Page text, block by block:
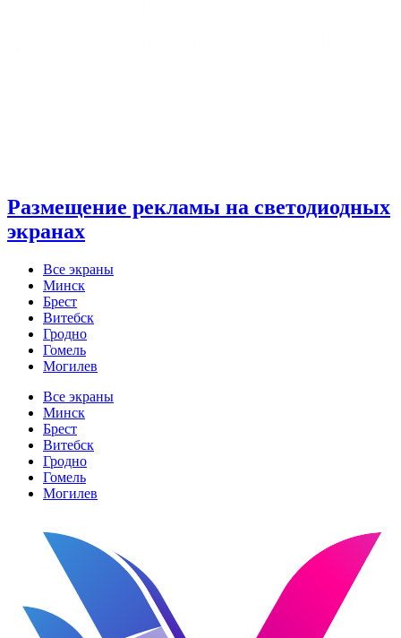
Размещение рекламы на светодиодных
экранах
Все экраны
Минск
Брест
Витебск
Гродно
Гомель
Могилев
Все экраны
Минск
Брест
Витебск
Гродно
Гомель
Могилев